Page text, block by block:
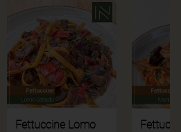
Fettuccine Lomo